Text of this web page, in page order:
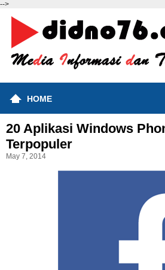
-->
HOME
20 Aplikasi Windows
Terpopuler
May 7, 2014